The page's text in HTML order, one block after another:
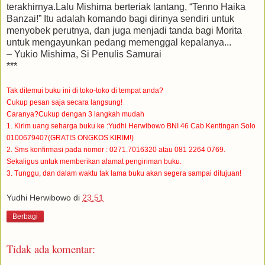
terakhirnya.Lalu Mishima berteriak lantang, “Tenno Haika
Banzai!” Itu adalah komando bagi dirinya sendiri untuk
menyobek perutnya, dan juga menjadi tanda bagi Morita
untuk mengayunkan pedang memenggal kepalanya...
– Yukio Mishima, Si Penulis Samurai
***
Tak ditemui buku ini di toko-toko di tempat anda?
Cukup pesan saja secara langsung!
Caranya?Cukup dengan 3 langkah mudah
1. Kirim uang seharga buku ke :Yudhi Herwibowo BNI 46 Cab Kentingan Solo
0100679407(GRATIS ONGKOS KIRIM!)
2. Sms konfirmasi pada nomor : 0271.7016320 atau 081 2264 0769.
Sekaligus untuk memberikan alamat pengiriman buku.
3. Tunggu, dan dalam waktu tak lama buku akan segera sampai ditujuan!
Yudhi Herwibowo di 23.51
Berbagi
Tidak ada komentar: